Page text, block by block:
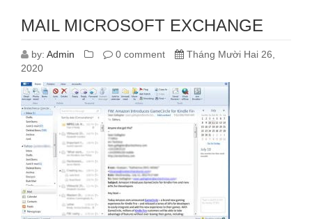
MAIL MICROSOFT EXCHANGE
by: Admin 0 comment
Tháng Mười Hai 26,
2020